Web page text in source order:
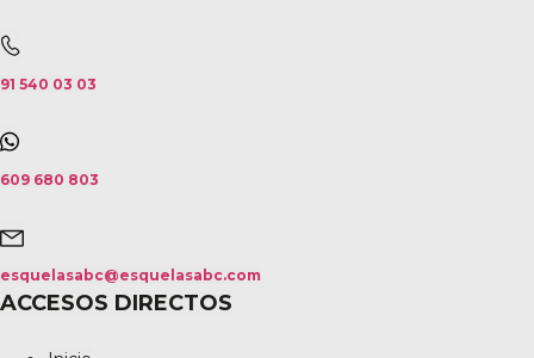
91 540 03 03
609 680 803
esquelasabc@esquelasabc.com
ACCESOS DIRECTOS